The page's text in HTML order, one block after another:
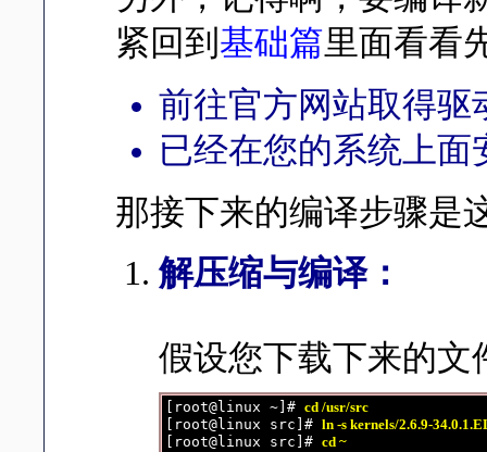
紧回到 基础篇里面看看
前往官方网站取得驱
已经在您的系统上面
那接下来的编译步骤是
解压缩与编译：
假设您下载下来的文
[root@linux ~]# cd /usr/src
[root@linux src]# ln -s kernels/2.6.9-
[root@linux src]# cd ~